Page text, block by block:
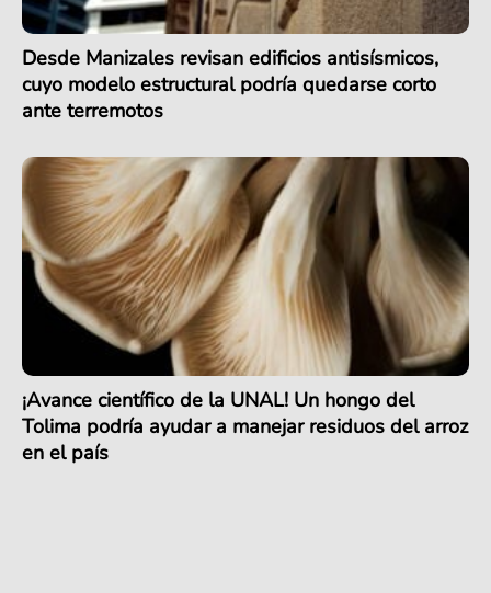
Desde Manizales revisan edificios antisísmicos,
cuyo modelo estructural podría quedarse corto
ante terremotos
¡Avance científico de la UNAL! Un hongo del
Tolima podría ayudar a manejar residuos del arroz
en el país